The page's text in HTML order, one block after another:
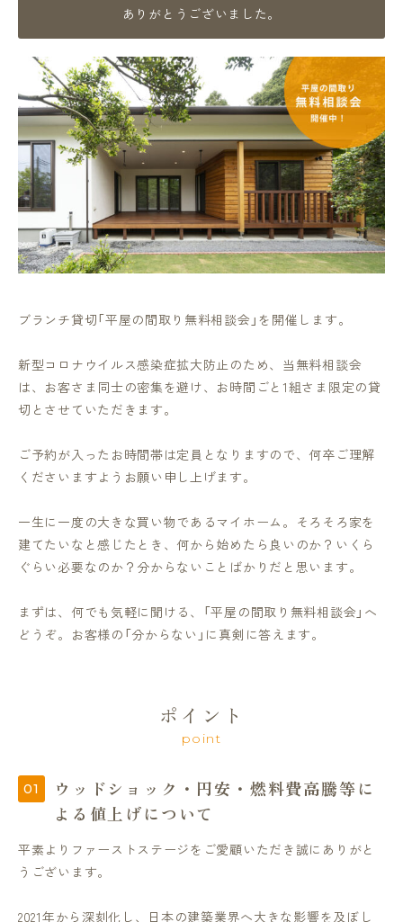
ありがとうございました。
ブランチ貸切「平屋の間取り無料相談会」を開催します。
新型コロナウイルス感染症拡大防止のため、当無料相談会
は、お客さま同士の密集を避け、お時間ごと1組さま限定の貸
切とさせていただきます。
ご予約が入ったお時間帯は定員となりますので、何卒ご理解
くださいますようお願い申し上げます。
一生に一度の大きな買い物であるマイホーム。そろそろ家を
建てたいなと感じたとき、何から始めたら良いのか？いくら
ぐらい必要なのか？分からないことばかりだと思います。
まずは、何でも気軽に聞ける、「平屋の間取り無料相談会」へ
どうぞ。お客様の「分からない」に真剣に答えます。
ポイント
point
ウッドショック・円安・燃料費高騰等に
よる値上げについて
平素よりファーストステージをご愛顧いただき誠にありがと
うございます。
2021年から深刻化し、日本の建築業界へ大きな影響を及ぼし